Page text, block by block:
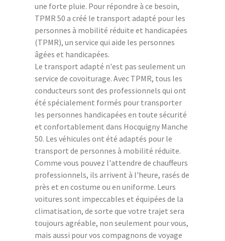
une forte pluie. Pour répondre à ce besoin,
TPMR 50 a créé le transport adapté pour les
personnes à mobilité réduite et handicapées
(TPMR), un service qui aide les personnes
âgées et handicapées.
Le transport adapté n'est pas seulement un
service de covoiturage. Avec TPMR, tous les
conducteurs sont des professionnels qui ont
été spécialement formés pour transporter
les personnes handicapées en toute sécurité
et confortablement dans Hocquigny Manche
50. Les véhicules ont été adaptés pour le
transport de personnes à mobilité réduite.
Comme vous pouvez l'attendre de chauffeurs
professionnels, ils arrivent à l'heure, rasés de
près et en costume ou en uniforme. Leurs
voitures sont impeccables et équipées de la
climatisation, de sorte que votre trajet sera
toujours agréable, non seulement pour vous,
mais aussi pour vos compagnons de voyage